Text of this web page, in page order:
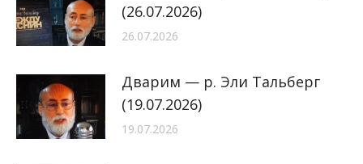
(26.07.2026)
26.07.2026
Дварим — р. Эли Тальберг
(19.07.2026)
19.07.2026